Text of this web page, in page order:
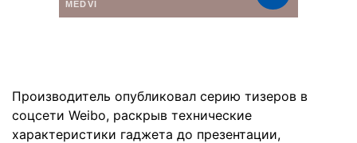
Производитель опубликовал серию тизеров в
соцсети Weibo, раскрыв технические
характеристики гаджета до презентации,